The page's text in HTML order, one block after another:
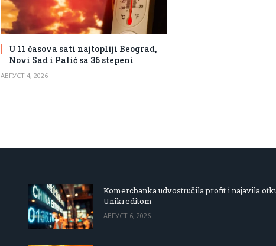
U 11 časova sati najtopliji Beograd,
Novi Sad i Palić sa 36 stepeni
АВГУСТ 4, 2026
Komercbanka udvostručila profit i najavila
Unikreditom
АВГУСТ 6, 2026